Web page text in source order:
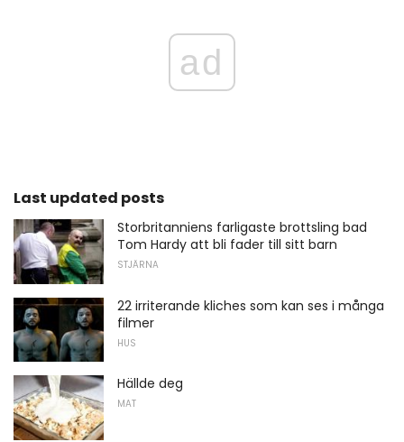
ad
Last updated posts
Storbritanniens farligaste brottsling bad
Tom Hardy att bli fader till sitt barn
STJÄRNA
22 irriterande kliches som kan ses i många
filmer
HUS
Hällde deg
MAT